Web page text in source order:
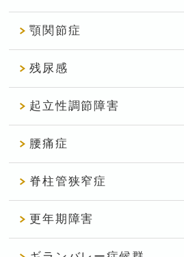
顎関節症
残尿感
起立性調節障害
腰痛症
脊柱管狭窄症
更年期障害